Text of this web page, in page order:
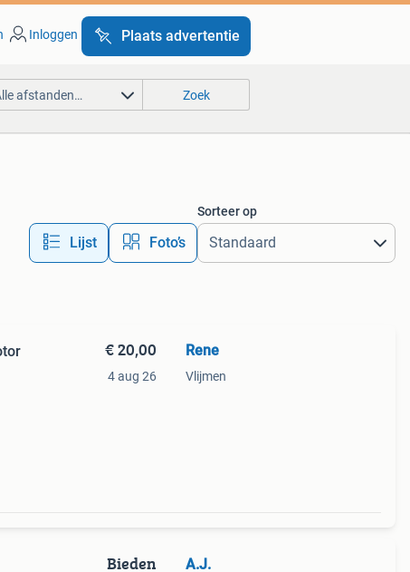
Inloggen Plaats advertentie
afstanden… Zoek
Lijst Foto’s
Sorteer op
€ 20,00
4 aug 26
Rene
Vlijmen
Bieden A.J.